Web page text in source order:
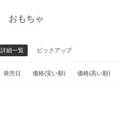
おもちゃ
詳細一覧 ピックアップ
発売日 価格(安い順) 価格(高い順)